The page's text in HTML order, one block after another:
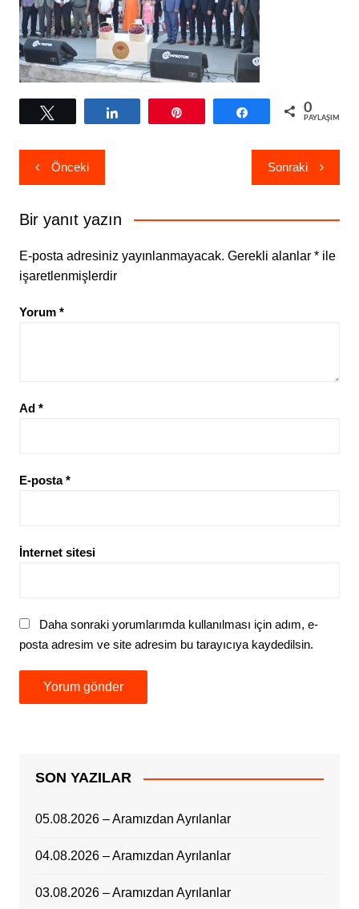
Paylaş 0
PAYLAŞIMLAR
Yazı
gezinmesi
Önceki Sonraki
Bir yanıt yazın
E-posta adresiniz yayınlanmayacak. Gerekli alanlar *ile
işaretlenmişlerdir
Yorum *
Ad *
E-posta*
İnternet sitesi
Daha sonraki yorumlarımda kullanılması için adım, e-
posta adresim ve site adresim bu tarayıcıya kaydedilsin.
SON YAZILAR
05.08.2026 – Aramızdan Ayrılanlar
04.08.2026 – Aramızdan Ayrılanlar
03.08.2026 – Aramızdan Ayrılanlar